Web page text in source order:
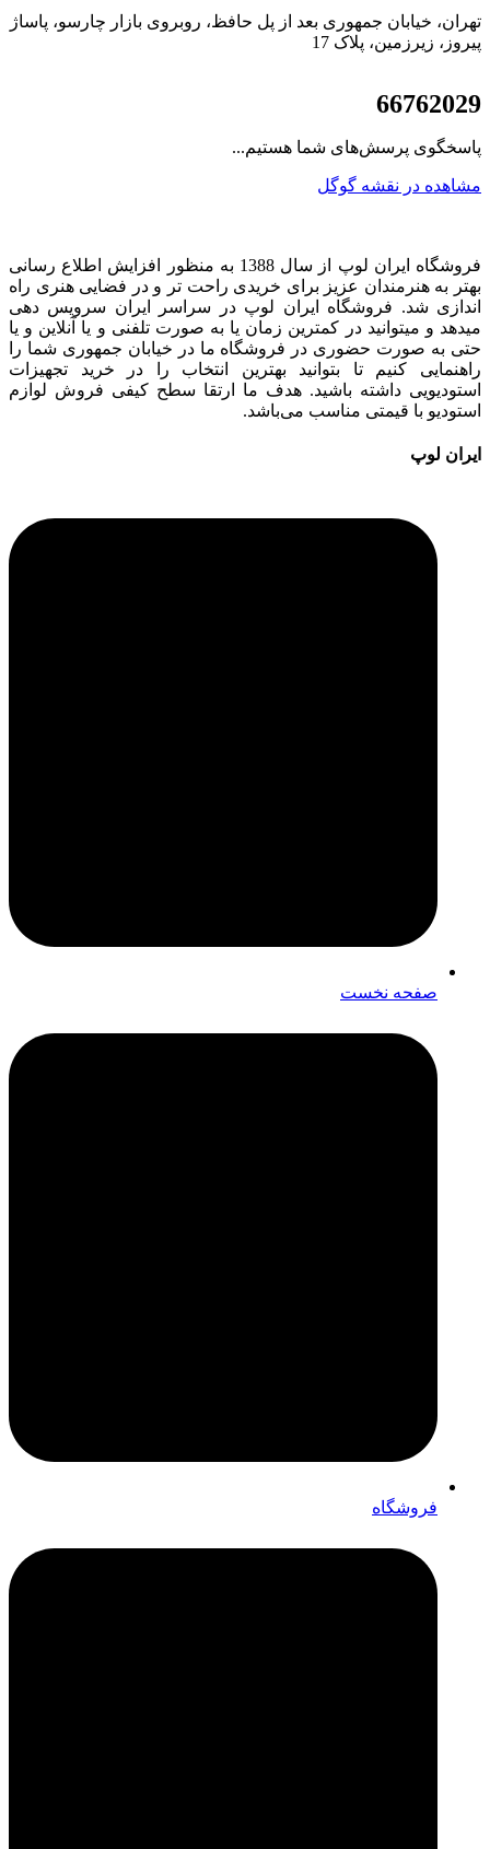
تهران، خیابان جمهوری بعد از پل حافظ، روبروی بازار چارسو، پاساژ
پیروز، زیرزمین، پلاک 17
66762029
پاسخگوی پرسش‌های شما هستیم...
مشاهده در نقشه گوگل
فروشگاه ایران لوپ از سال 1388 به منظور افزایش اطلاع رسانی
بهتر به هنرمندان عزیز برای خریدی راحت تر و در فضایی هنری راه
اندازی شد. فروشگاه ایران لوپ در سراسر ایران سرویس دهی
میدهد و میتوانید در کمترین زمان یا به صورت تلفنی و یا آنلاین و یا
حتی به صورت حضوری در فروشگاه ما در خیابان جمهوری شما را
راهنمایی کنیم تا بتوانید بهترین انتخاب را در خرید تجهیزات
استودیویی داشته باشید. هدف ما ارتقا سطح کیفی فروش لوازم
استودیو با قیمتی مناسب می‌باشد.
ایران لوپ
صفحه نخست
فروشگاه